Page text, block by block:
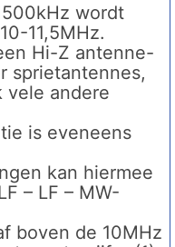
wordt
11,5MHz.
Hi-Z antenne-
sprietantennes,
vele andere
is eveneens
kan hiermee
– LF – MW-
boven de 10MHz